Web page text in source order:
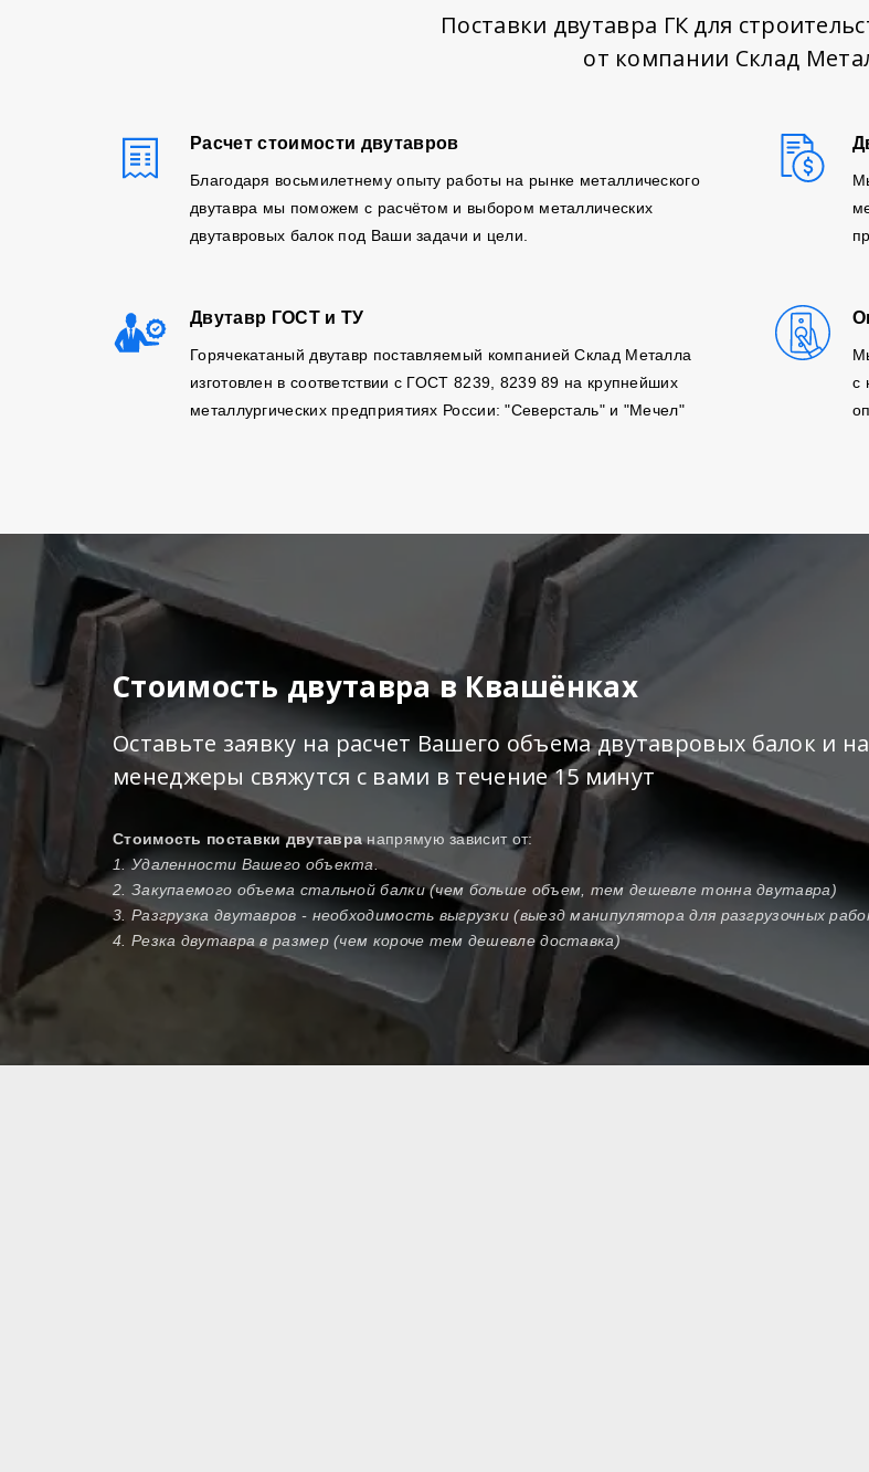
Поставки двутавра ГК для
от компании Склад
Расчет стоимости двутавров
Благодаря восьмилетнему опыту работы на рынке металлического
двутавра мы поможем с расчётом и выбором металлических
двутавровых балок под Ваши задачи и цели.
Двутавр ГОСТ и ТУ
Горячекатаный двутавр поставляемый компанией Склад Металла
изготовлен в соответствии с ГОСТ 8239, 8239 89 на крупнейших
металлургических предприятиях России: "Северсталь" и "Мечел"
с
Стоимость двутавра в Квашёнках
Оставьте заявку на расчет Вашего объема двутавровых балок и
менеджеры свяжутся с вами в течение 15 минут
Стоимость поставки двутавранапрямую зависит от:
1. Удаленности Вашего объекта.
2. Закупаемого объема стальной балки (чем больше объем, тем дешевле тонна двутавра)
3. Разгрузка двутавров - необходимость выгрузки (выезд манипулятора для разгрузочных
4. Резка двутавра в размер (чем короче тем дешевле доставка)